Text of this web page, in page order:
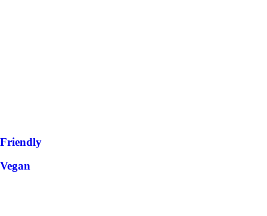
Friendly
Vegan